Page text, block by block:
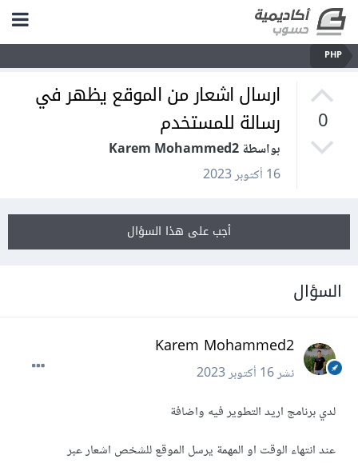
PHP
0
ارسال اشعار من الموقع يظهر في
رسالة للمستخدم
بواسطة Karem Mohammed2
16 أكتوبر 2023
أجب على هذا السؤال
السؤال
Karem Mohammed2
نشر16 أكتوبر 2023
لدي برنامج اريد التطوير فيه واضافة
عند انتهاء الوقت او المهمة يرسل الموقع للشخص اشعار عبر